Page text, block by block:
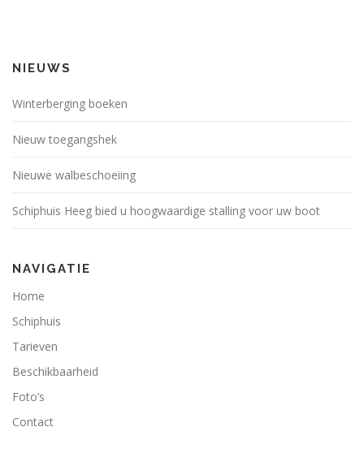
NIEUWS
Winterberging boeken
Nieuw toegangshek
Nieuwe walbeschoeiing
Schiphuis Heeg bied u hoogwaardige stalling voor uw boot
NAVIGATIE
Home
Schiphuis
Tarieven
Beschikbaarheid
Foto’s
Contact